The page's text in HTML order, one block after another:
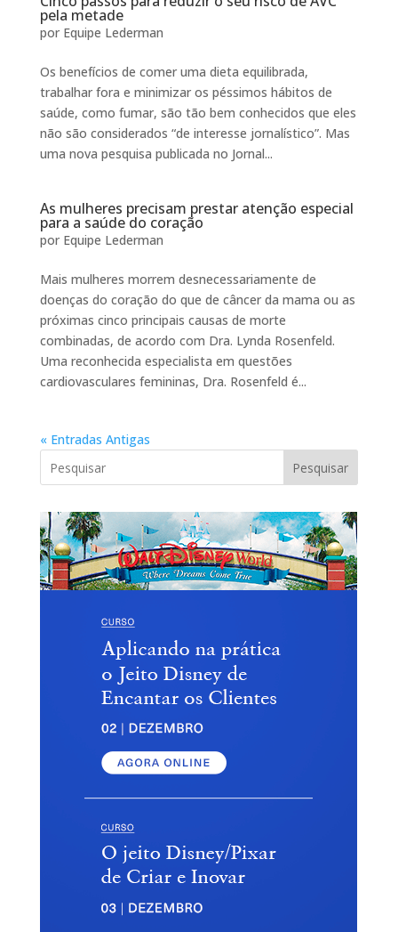
pela metade
por Equipe Lederman
Os benefícios de comer uma dieta equilibrada,
trabalhar fora e minimizar os péssimos hábitos de
saúde, como fumar, são tão bem conhecidos que eles
não são considerados “de interesse jornalístico”. Mas
uma nova pesquisa publicada no Jornal...
As mulheres precisam prestar atenção especial
para a saúde do coração
por Equipe Lederman
Mais mulheres morrem desnecessariamente de
doenças do coração do que de câncer da mama ou as
próximas cinco principais causas de morte
combinadas, de acordo com Dra. Lynda Rosenfeld.
Uma reconhecida especialista em questões
cardiovasculares femininas, Dra. Rosenfeld é...
« Entradas Antigas
Pesquisar